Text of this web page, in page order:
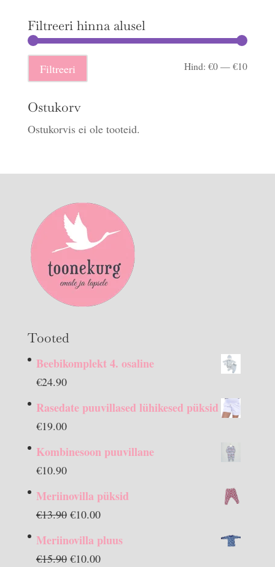
Filtreeri hinna alusel
Filtreeri Hind:€0—€10
Ostukorv
Ostukorvis ei ole tooteid.
Tooted
Beebikomplekt 4. osaline
€24.90
Rasedate puuvillased lühikesed püksid
€19.00
Kombinesoon puuvillane
€10.90
Meriinovilla püksid
€13.90 Algne
€10.00Praegune
on:
Meriinovilla pluus
€15.90 Algne
€10.00Praegune